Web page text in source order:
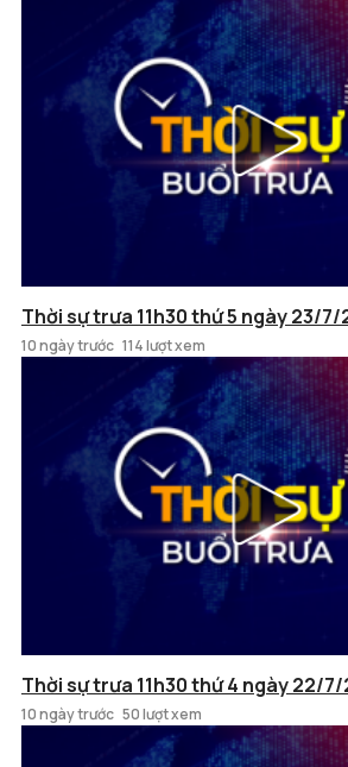
Thời sự trưa 11h30 thứ 5 ngày 23/7/
10 ngày trước 114 lượt xem
Thời sự trưa 11h30 thứ 4 ngày 22/
10 ngày trước 50 lượt xem